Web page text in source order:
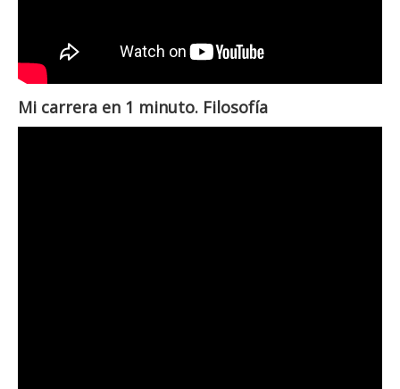
Mi carrera en 1 minuto. Filosofía